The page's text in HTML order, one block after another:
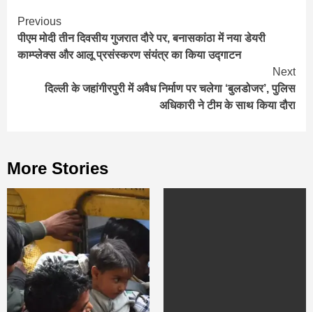
Continue
Reading
Previous
पीएम मोदी तीन दिवसीय गुजरात दौरे पर, बनासकांठा में नया डेयरी
काम्प्लेक्स और आलू प्रसंस्करण संयंत्र का किया उद्गाटन
Next
दिल्ली के जहांगीरपुरी में अवैध निर्माण पर चलेगा ‘बुलडोजर’, पुलिस
अधिकारी ने टीम के साथ किया दौरा
More Stories